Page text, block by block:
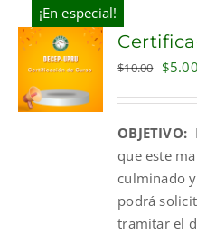
¡En especial!
ADD TO
CART
$10.00 $5.00
OBJETIVO:
que este
culminado
podrá
tramitar el